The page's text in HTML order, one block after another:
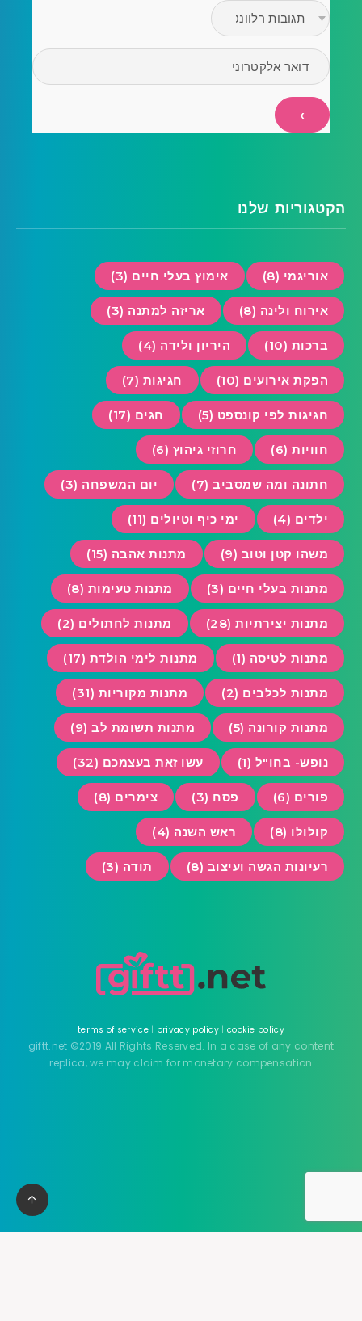
הקטגוריות שלנו
אוריגמי (8) אימוץ בעלי חיים (3)
אירוח ולינה (8) אריזה למתנה (3)
ברכות (10) היריון ולידה (4)
הפקת אירועים (10) חגיגות (7)
חגיגות לפי קונספט (5) חגים (17)
חוויות (6) חרוזי גיהוץ (6)
חתונה ומה שמסביב (7) יום המשפחה (3)
ילדים (4) ימי כיף וטיולים (11)
משהו קטן וטוב (9) מתנות אהבה (15)
מתנות בעלי חיים (3) מתנות טעימות (8)
מתנות יצירתיות (28) מתנות לחתולים (2)
מתנות לטיסה (1) מתנות לימי הולדת (17)
מתנות לכלבים (2) מתנות מקוריות (31)
מתנות קורונה (5) מתנות תשומת לב (9)
נופש- בחו"ל (1) עשו זאת בעצמכם (32)
פורים (6) פסח (3) צימרים (8)
קולולו (8) ראש השנה (4)
רעיונות הגשה ועיצוב (8) תודה (3)
terms of service| privacy policy | cookie policy
giftt.net ©2019 All Rights Reserved. In a case of any content
replica, we may claim for monetary compensation